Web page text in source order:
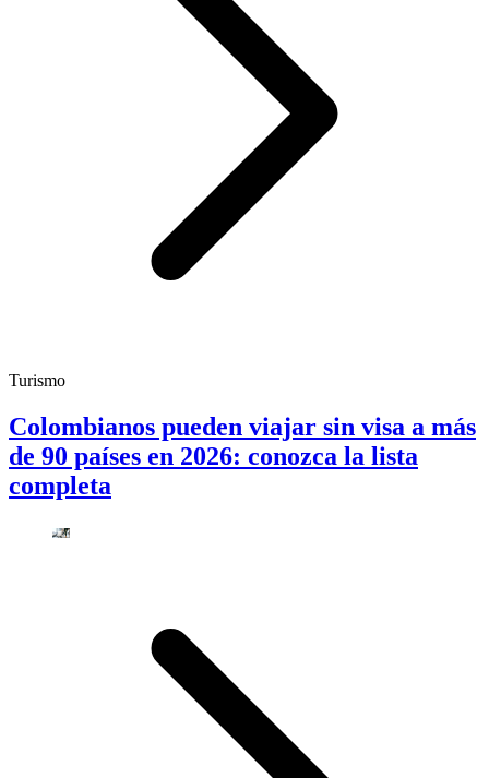
Turismo
Colombianos pueden viajar sin visa a más
de 90 países en 2026: conozca la lista
completa